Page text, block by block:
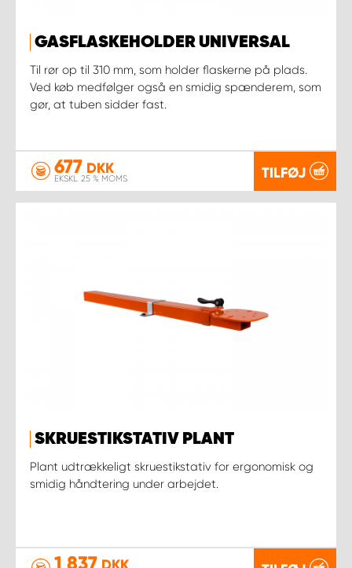
GASFLASKEHOLDER UNIVERSAL
Til rør op til 310 mm, som holder flaskerne på plads.
Ved køb medfølger også en smidig spænderem, som
gør, at tuben sidder fast.
677 DKK
EKSKL. 25 % MOMS TILFØJ
SKRUESTIKSTATIV PLANT
Plant udtrækkeligt skruestikstativ for ergonomisk og
smidig håndtering under arbejdet.
1 837